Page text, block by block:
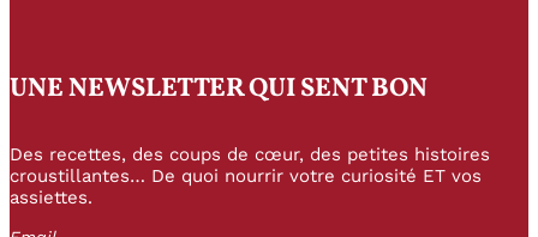
UNE NEWSLETTER QUI SENT BON
Des recettes, des coups de cœur, des petites histoires
croustillantes… De quoi nourrir votre curiosité ET vos
assiettes.